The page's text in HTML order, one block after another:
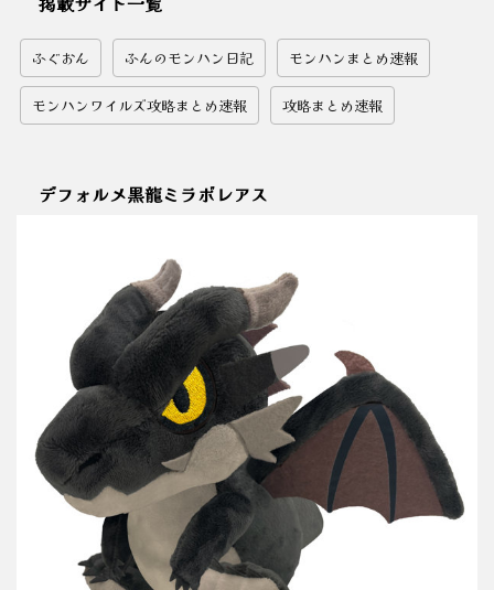
ふぐおん ふんのモンハン日記 モンハンまとめ速報
モンハンワイルズ攻略まとめ速報 攻略まとめ速報
デフォルメ黒龍ミラボレアス